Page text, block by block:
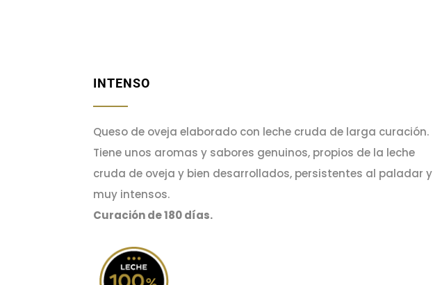
INTENSO
Queso de oveja elaborado con leche cruda de larga curación.
Tiene unos aromas y sabores genuinos, propios de la leche
cruda de oveja y bien desarrollados, persistentes al paladar y
muy intensos.
Curación de 180 días.